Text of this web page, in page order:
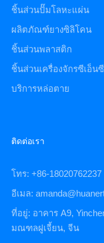
ชิ้นส่วนปั๊มโลหะแผ่น
ผลิตภัณฑ์ยางซิลิโคน
ชิ้นส่วนพลาสติก
ชิ้นส่วนเครื่องจักรซีเอ็นซี
บริการหล่อตาย
ติดต่อเรา
โทร: +86-18020762237
อีเมล:
ที่อยู่: อาคาร A9,
มณฑลฝูเจี้ยน, จีน